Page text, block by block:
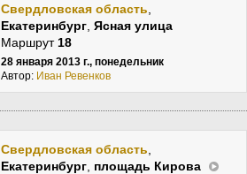
Свердловская область
Екатеринбург, Ясная улица
Маршрут 18
28 января 2013 г., понедельник
Автор: Иван Ревенков
Свердловская область
Екатеринбург, площадь Кирова